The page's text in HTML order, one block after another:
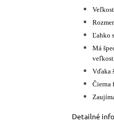
Ľahko
Má
Vďaka
Čierna
Detailné